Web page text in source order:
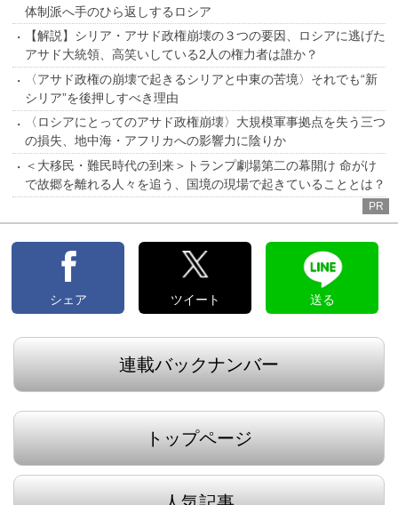
体制派へ手のひら返しするロシア
【解説】シリア・アサド政権崩壊の３つの要因、ロシアに逃げた
アサド大統領、高笑いしている2人の権力者は誰か？
〈アサド政権の崩壊で起きるシリアと中東の苦境〉それでも“新
シリア”を後押しすべき理由
〈ロシアにとってのアサド政権崩壊〉大規模軍事拠点を失う三つ
の損失、地中海・アフリカへの影響力に陰りか
＜大移民・難民時代の到来＞トランプ劇場第二の幕開け 命がけ
で故郷を離れる人々を追う、国境の現場で起きていることとは？
PR
シェア ツイート 送る
連載バックナンバー
トップページ